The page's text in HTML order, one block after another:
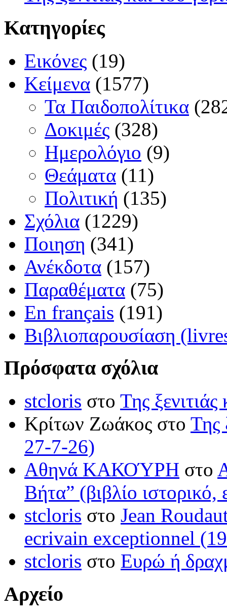
Κατηγορίες
Εικόνες (19)
Κείμενα (1577)
Τα Παιδοπολίτικα
Δοκιμές (328)
Ημερολόγιο (9)
Θεάματα (11)
Πολιτική (135)
Σχόλια (1229)
Ποιηση (341)
Ανέκδοτα (157)
Παραθέματα (75)
En français (191)
Βιβλιοπαρουσίαση
Πρόσφατα σχόλια
stcloris στο Της
Κρίτων Ζωάκος στο Της
27-7-26)
Αθηνά ΚΑΚΟΎΡΗ στο
Βήτα” (βιβλίο
stcloris στο Jean
ecrivain exceptionnel
stcloris στο Ευρώ ή
Αρχείο